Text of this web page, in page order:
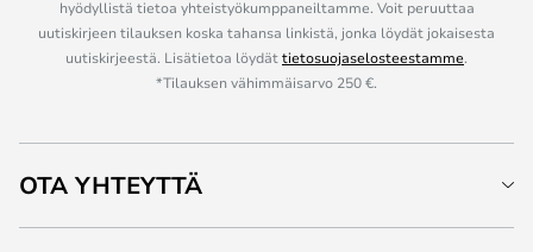
hyödyllistä tietoa yhteistyökumppaneiltamme. Voit peruuttaa
uutiskirjeen tilauksen koska tahansa linkistä, jonka löydät jokaisesta
uutiskirjeestä. Lisätietoa löydättietosuojaselosteestamme.
*Tilauksen vähimmäisarvo 250 €.
OTA YHTEYTTÄ